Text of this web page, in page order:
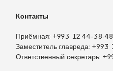
Контакты
Приёмная: +993 12 44-38-48
Заместитель главреда: +993
Ответственный секретарь: